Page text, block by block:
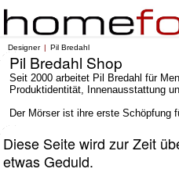
Designer Pil Bredahl
Pil Bredahl Shop
Seit 2000 arbeitet Pil Bredahl für
Produktidentität, Innenausstattung
Der Mörser ist ihre erste Schöpfung
Diese Seite wird zur Zeit
etwas Geduld.